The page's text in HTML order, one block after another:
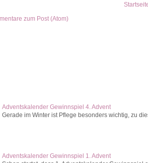
zum Post (Atom)
Adventskalender Gewinnspiel 4. Advent
Gerade im Winter ist Pflege besonders wichtig, zu
Adventskalender Gewinnspiel 1. Advent